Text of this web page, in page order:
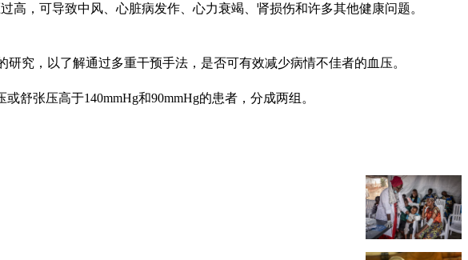
，可导致中风、心脏病发作、心力衰竭、肾损伤和许多其他健康问题。
究，以了解通过多重干预手法，是否可有效减少病情不佳者的血压。
舒张压高于140mmHg和90mmHg的患者，分成两组。